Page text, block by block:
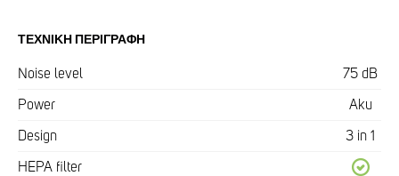
ΤΕΧΝΙΚΉ ΠΕΡΙΓΡΑΦΉ
Noise level 75 dB
Power Aku
Design 3 in 1
HEPA filter